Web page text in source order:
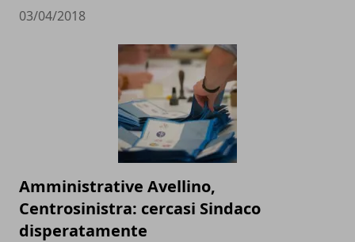
03/04/2018
Amministrative Avellino,
Centrosinistra: cercasi Sindaco
disperatamente